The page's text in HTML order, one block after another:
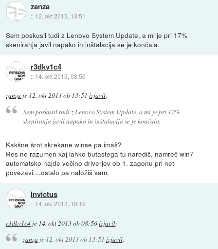
zanza
:: 12. okt 2013, 13:51
Sem poskusil tudi z Lenovo System Update, a mi je pri 17%
skeniranja javil napako in inštalacija se je končala.
r3dkv1c4
:: 14. okt 2013, 08:56
zanza je 12. okt 2013 ob 13:51 izjavil:
Sem poskusil tudi z Lenovo System Update, a mi je pri 17%
skeniranja javil napako in inštalacija se je končala.
Kakšne šrot skrekane winse pa imaš?
Res ne razumen kaj lahko butastega tu narediš, namreč win7
automatsko najde večino driverjev ob 1. zagonu pri net
povezavi....ostalo pa naložiš sam.
Invictus
:: 14. okt 2013, 10:19
r3dkv1c4 je 14. okt 2013 ob 08:56izjavil:
zanzaje 12. okt 2013 ob 13:51 izjavil: